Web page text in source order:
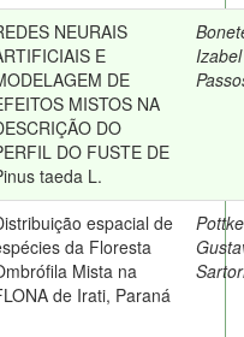
NEURAIS
E
DE
MISTOS NA
DO
DO FUSTE DE
taeda L.
Izabel
espacial de
da Floresta
Mista na
de Irati, Paraná